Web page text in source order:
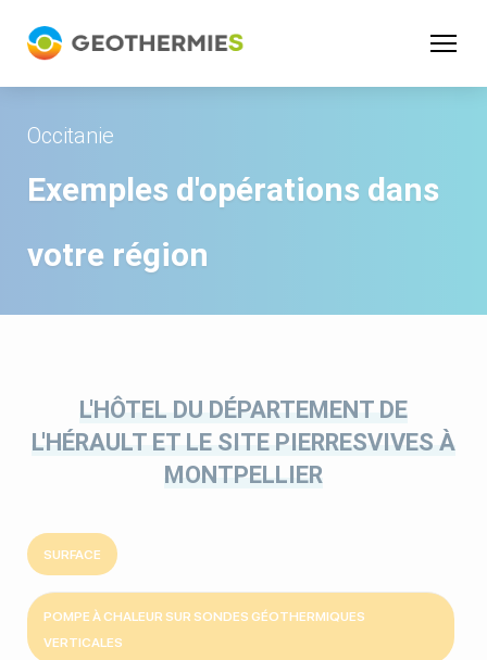
Occitanie
Exemples d'opérations dans
votre région
L'HÔTEL DU DÉPARTEMENT DE
L'HÉRAULT ET LE SITE PIERRESVIVES À
MONTPELLIER
SURFACE
POMPE À CHALEUR SUR SONDES GÉOTHERMIQUES
VERTICALES